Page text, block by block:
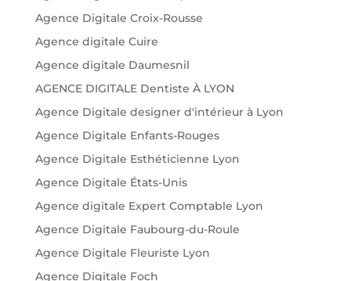
Agence Digitale Croix-Rousse
Agence digitale Cuire
Agence digitale Daumesnil
AGENCE DIGITALE Dentiste À LYON
Agence Digitale designer d'intérieur à Lyon
Agence Digitale Enfants-Rouges
Agence Digitale Esthéticienne Lyon
Agence Digitale États-Unis
Agence digitale Expert Comptable Lyon
Agence Digitale Faubourg-du-Roule
Agence Digitale Fleuriste Lyon
Agence Digitale Foch